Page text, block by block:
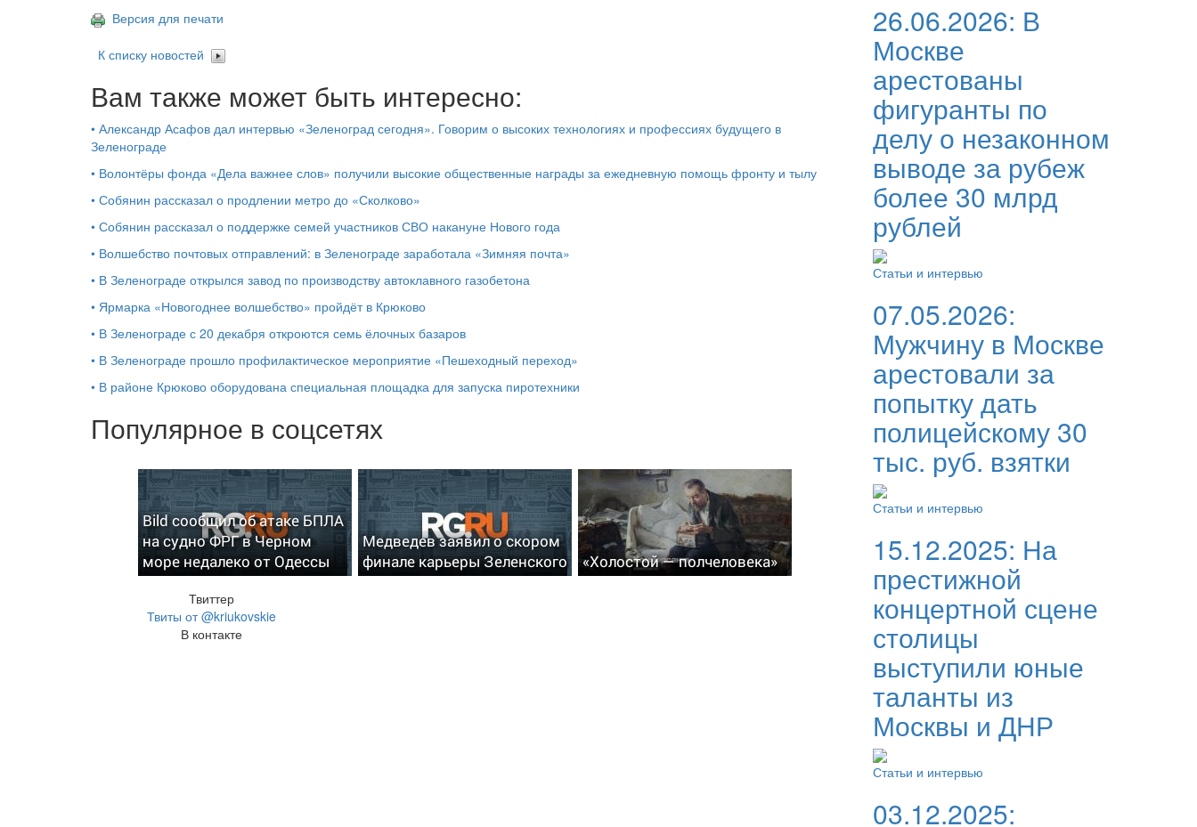
Версия для печати
К списку новостей
Вам также может быть интересно:
• Александр Асафов дал интервью «Зеленоград сегодня». Говорим о высоких технологиях и профессиях будущего в
Зеленограде
• Волонтёры фонда «Дела важнее слов» получили высокие общественные награды за ежедневную помощь фронту и тылу
• Собянин рассказал о продлении метро до «Сколково»
• Собянин рассказал о поддержке семей участников СВО накануне Нового года
• Волшебство почтовых отправлений: в Зеленограде заработала «Зимняя почта»
• В Зеленограде открылся завод по производству автоклавного газобетона
• Ярмарка «Новогоднее волшебство» пройдёт в Крюково
• В Зеленограде с 20 декабря откроются семь ёлочных базаров
• В Зеленограде прошло профилактическое мероприятие «Пешеходный переход»
• В районе Крюково оборудована специальная площадка для запуска пиротехники
Популярное в соцсетях
Bild сообщил об атаке БПЛА
на судно ФРГ в Черном
море недалеко от Одессы
Медведев заявил о скором
финале карьеры Зеленского
«Холостой — полчеловека»
Твиттер
Твиты от @kriukovskie
В контакте
26.06.2026: В
Москве
арестованы
фигуранты по
делу о незаконном
выводе за рубеж
более 30 млрд
рублей
Статьи и интервью
07.05.2026:
Мужчину в Москве
арестовали за
попытку дать
полицейскому 30
тыс. руб. взятки
Статьи и интервью
15.12.2025: На
престижной
концертной сцене
столицы
выступили юные
таланты из
Москвы и ДНР
Статьи и интервью
03.12.2025: